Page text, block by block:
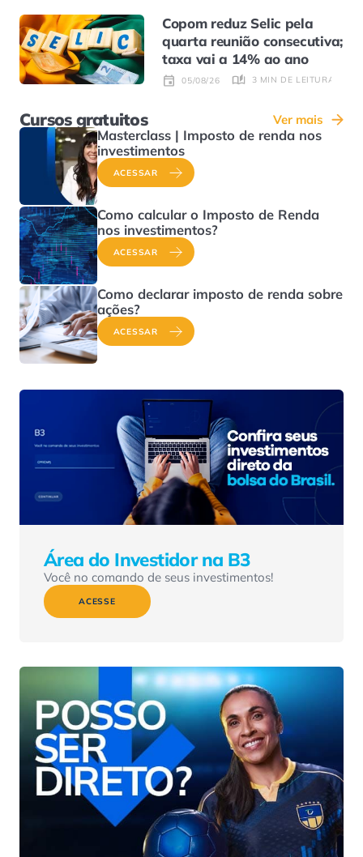
Copom reduz Selic pela
quarta reunião consecutiva;
taxa vai a 14% ao ano
05/08/26 3 MIN DE LEITURA
Cursos gratuitos Ver mais
Masterclass | Imposto de renda nos
investimentos
ACESSAR
Como calcular o Imposto de Renda
nos investimentos?
ACESSAR
Como declarar imposto de renda sobre
ações?
ACESSAR
Área do Investidor na B3
Você no comando de seus investimentos!
ACESSE